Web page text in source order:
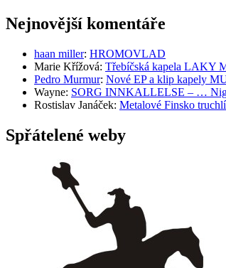
Nejnovější komentáře
haan miller: HROMOVLAD
Marie Křížová: Třebíčská kapela LAKY
Pedro Murmur: Nové EP a klip kapely
Wayne: SORG INNKALLELSE – …
Rostislav Janáček: Metalové Finsko
Spřátelené weby